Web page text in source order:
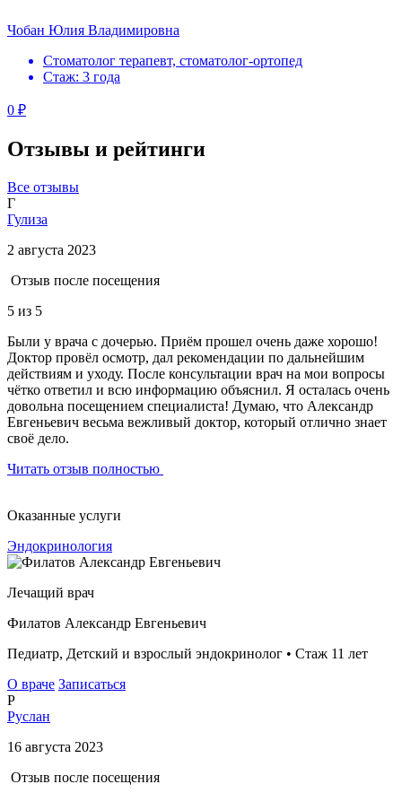
Чобан Юлия Владимировна
Стоматолог терапевт, стоматолог-ортопед
Стаж: 3 года
0 ₽
Отзывы и рейтинги
Все отзывы
Г
Гулиза
2 августа 2023
Отзыв после посещения
5 из 5
Были у врача с дочерью. Приём прошел очень даже хорошо!
Доктор провёл осмотр, дал рекомендации по дальнейшим
действиям и уходу. После консультации врач на мои вопросы
чётко ответил и всю информацию объяснил. Я осталась очень
довольна посещением специалиста! Думаю, что Александр
Евгеньевич весьма вежливый доктор, который отлично знает
своё дело.
Читать отзыв полностью
Оказанные услуги
Эндокринология
Лечащий врач
Филатов Александр Евгеньевич
Педиатр, Детский и взрослый эндокринолог • Стаж 11 лет
О враче Записаться
Р
Руслан
16 августа 2023
Отзыв после посещения